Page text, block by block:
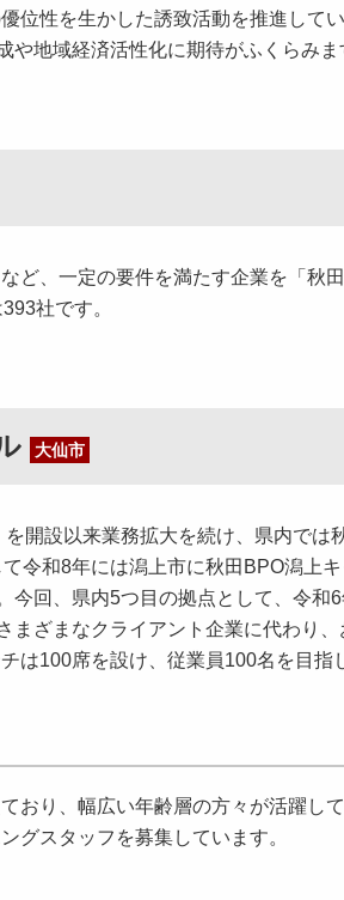
位性を生かした誘致活動を推進して
地域経済活性化に期待がふくらみま
、一定の要件を満たす企業を「秋田
社です。
大仙市
開設以来業務拡大を続け、県内では
令和8年には潟上市に秋田BPO潟上
回、県内5つ目の拠点として、令和
ざまなクライアント企業に代わり、
は100席を設け、従業員100名を目指
おり、幅広い年齢層の方々が活躍し
グスタッフを募集しています。